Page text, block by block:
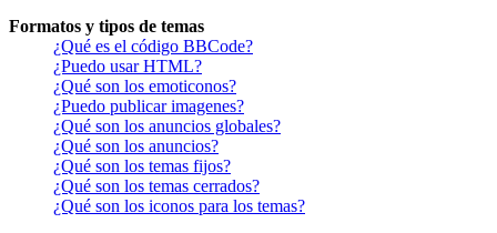
Formatos y tipos de temas
¿Qué es el código BBCode?
¿Puedo usar HTML?
¿Qué son los emoticonos?
¿Puedo publicar imagenes?
¿Qué son los anuncios globales?
¿Qué son los anuncios?
¿Qué son los temas fijos?
¿Qué son los temas cerrados?
¿Qué son los iconos para los temas?